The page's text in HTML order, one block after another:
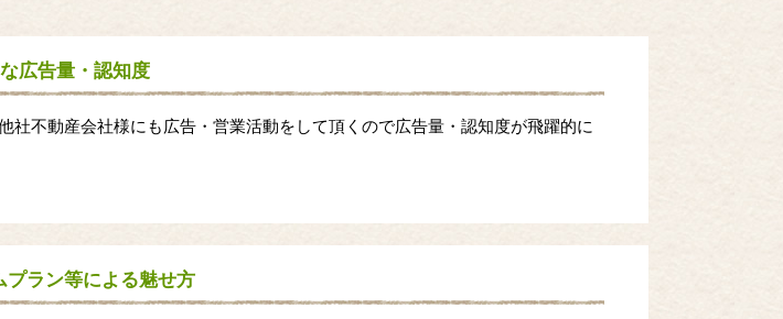
広告量・認知度
社不動産会社様にも広告・営業活動をして頂くので広告量・認知度が飛躍的に
ラン等による魅せ方